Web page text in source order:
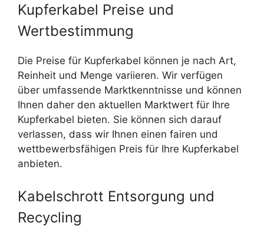
Kupferkabel Preise und
Wertbestimmung
Die Preise für Kupferkabel können je nach Art,
Reinheit und Menge variieren. Wir verfügen
über umfassende Marktkenntnisse und können
Ihnen daher den aktuellen Marktwert für Ihre
Kupferkabel bieten. Sie können sich darauf
verlassen, dass wir Ihnen einen fairen und
wettbewerbsfähigen Preis für Ihre Kupferkabel
anbieten.
Kabelschrott Entsorgung und
Recycling